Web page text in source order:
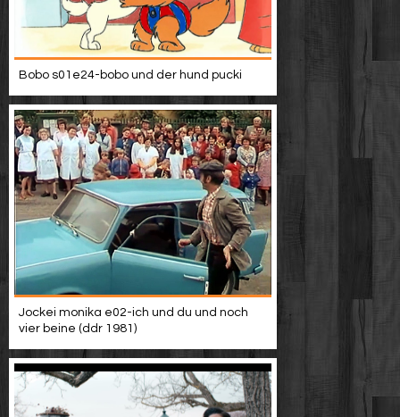
Bobo s01e24-bobo und der hund pucki
Jockei monika e02-ich und du und noch
vier beine (ddr 1981)